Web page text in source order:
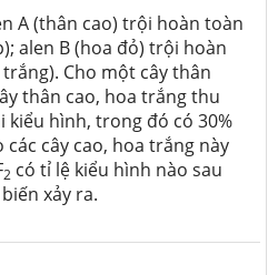
A (thân cao) trội hoàn toàn
alen B (hoa đỏ) trội hoàn
Cho một cây thân
thân cao, hoa trắng thu
kiểu hình, trong đó có 30%
các cây cao, hoa trắng này
2 có tỉ lệ kiểu hình nào sau
xảy ra.